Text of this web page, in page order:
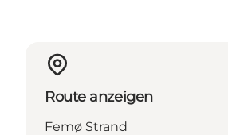
Route anzeigen
Femø Strand